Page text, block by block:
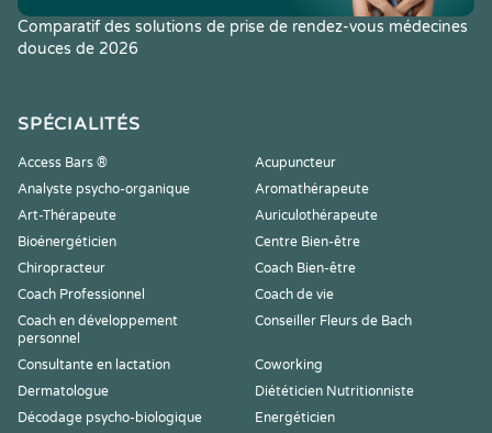
Comparatif des solutions de prise de rendez-vous médecines
douces de 2026
SPÉCIALITÉS
Access Bars ®
Acupuncteur
Analyste psycho-organique
Aromathérapeute
Art-Thérapeute
Auriculothérapeute
Bioénergéticien
Centre Bien-être
Chiropracteur
Coach Bien-être
Coach Professionnel
Coach de vie
Coach en développement
personnel
Conseiller Fleurs de Bach
Consultante en lactation
Coworking
Dermatologue
Diététicien Nutritionniste
Décodage psycho-biologique
Energéticien